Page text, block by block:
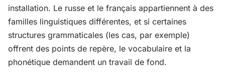
installation. Le russe et le français appartiennent à des
familles linguistiques différentes, et si certaines
structures grammaticales (les cas, par exemple)
offrent des points de repère, le vocabulaire et la
phonétique demandent un travail de fond.